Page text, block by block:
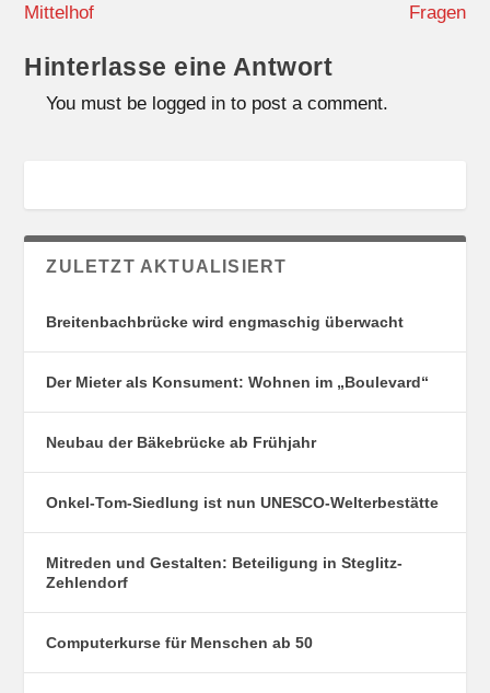
Mittelhof
Fragen
Hinterlasse eine Antwort
You must be logged in to post a comment.
ZULETZT AKTUALISIERT
Breitenbachbrücke wird engmaschig überwacht
Der Mieter als Konsument: Wohnen im „Boulevard“
Neubau der Bäkebrücke ab Frühjahr
Onkel-Tom-Siedlung ist nun UNESCO-Welterbestätte
Mitreden und Gestalten: Beteiligung in Steglitz-
Zehlendorf
Computerkurse für Menschen ab 50